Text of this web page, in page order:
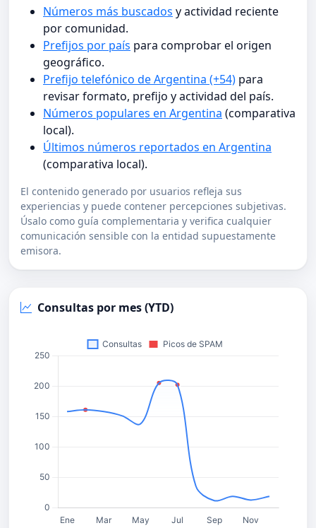
Números más buscados y actividad reciente
por comunidad.
Prefijos por país para comprobar el origen
geográfico.
Prefijo telefónico de Argentina (+54) para
revisar formato, prefijo y actividad del país.
Números populares en Argentina (comparativa
local).
Últimos números reportados en Argentina
(comparativa local).
El contenido generado por usuarios refleja sus
experiencias y puede contener percepciones subjetivas.
Úsalo como guía complementaria y verifica cualquier
comunicación sensible con la entidad supuestamente
emisora.
Consultas por mes (YTD)